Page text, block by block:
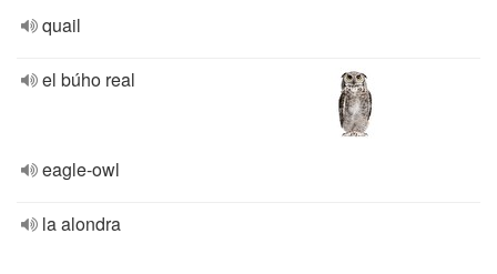
quail
el búho real
eagle-owl
la alondra